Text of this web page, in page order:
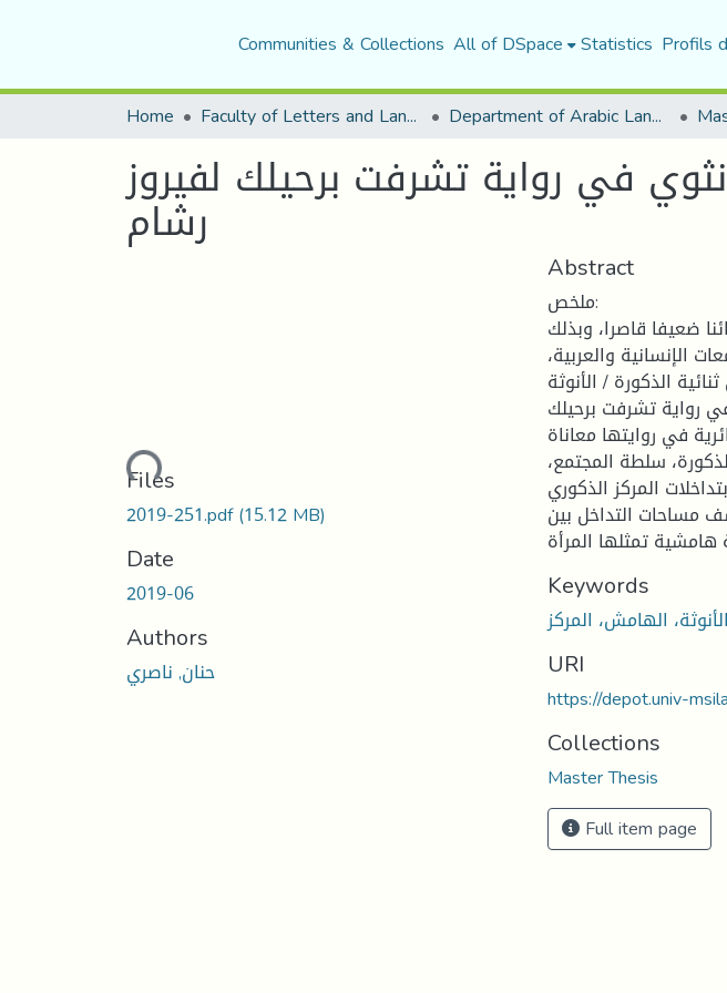
Communities & Collections All of DSpace Statistics Profils
Home Faculty of Letters and Languages Department of Arabic Language and Literature
في رواية تشرفت برحيلك لفيروز
رشام
Loading...
Files
2019-251.pdf(15.12 MB)
Date
2019-06
Authors
حنان, ناصري
Abstract
ملخص:
ضعيفا قاصرا، وبذلك
الإنسانية والعربية،
الذكورة / الأنوثة.
رواية تشرفت برحيلك
في روايتها معاناة
سلطة المجتمع،
المركز الذكوري
مساحات التداخل بين
Keywords
URI
https://depot.univ-
Collections
Master Thesis
Full item page